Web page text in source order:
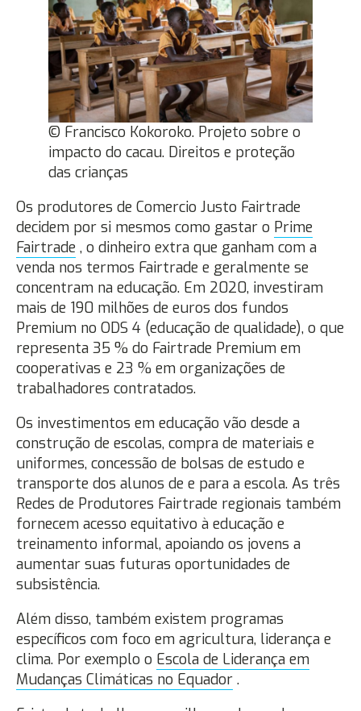
© Francisco Kokoroko. Projeto sobre o
impacto do cacau. Direitos e proteção
das crianças
Os produtores de Comercio Justo Fairtrade
decidem por si mesmos como gastar o Prime
Fairtrade , o dinheiro extra que ganham com a
venda nos termos Fairtrade e geralmente se
concentram na educação. Em 2020, investiram
mais de 190 milhões de euros dos fundos
Premium no ODS 4 (educação de qualidade), o que
representa 35 % do Fairtrade Premium em
cooperativas e 23 % em organizações de
trabalhadores contratados.
Os investimentos em educação vão desde a
construção de escolas, compra de materiais e
uniformes, concessão de bolsas de estudo e
transporte dos alunos de e para a escola. As três
Redes de Produtores Fairtrade regionais também
fornecem acesso equitativo à educação e
treinamento informal, apoiando os jovens a
aumentar suas futuras oportunidades de
subsistência.
Além disso, também existem programas
específicos com foco em agricultura, liderança e
clima. Por exemplo o Escola de Liderança em
Mudanças Climáticas no Equador .